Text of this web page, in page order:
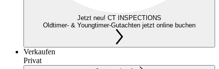
Jetzt neu! CT INSPECTIONS
Oldtimer- & Youngtimer-Gutachten jetzt online buchen
Verkaufen
Privat